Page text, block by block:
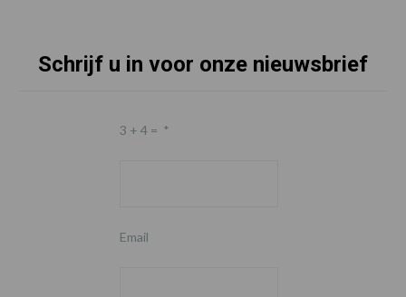
Schrijf u in voor onze nieuwsbrief
3 + 4 = *
Email